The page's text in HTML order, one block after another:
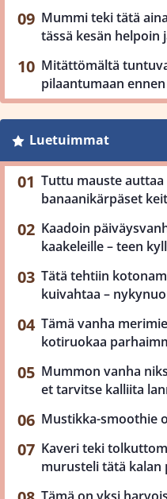
Mummi teki tätä
tässä kesän helpoin
Mitättömältä
pilaantumaan
Luetuimmat
Tuttu mauste
banaanikärpäset
Kaadoin
kaakeleille – teen
Tätä tehtiin
kuivahtaa –
Tämä vanha
kotiruokaa
Mummon vanha
et tarvitse kalliita
Mustikka-smoothie
Kaveri teki
murusteli tätä kalan